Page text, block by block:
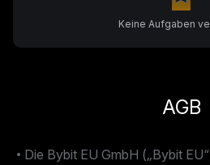
Keine Aufgaben
AGB
Die Bybit EU GmbH („Bybit